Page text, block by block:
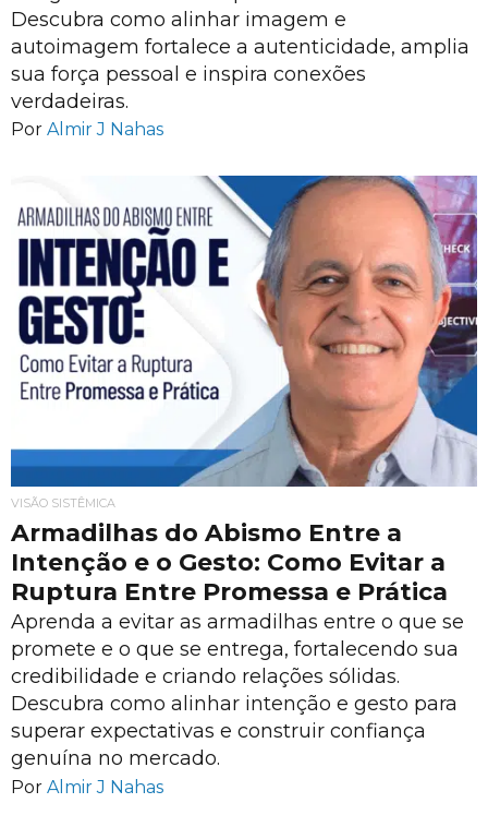
Descubra como alinhar imagem e
autoimagem fortalece a autenticidade, amplia
sua força pessoal e inspira conexões
verdadeiras.
Por Almir J Nahas
VISÃO SISTÊMICA
Armadilhas do Abismo Entre a
Intenção e o Gesto: Como Evitar a
Ruptura Entre Promessa e Prática
Aprenda a evitar as armadilhas entre o que se
promete e o que se entrega, fortalecendo sua
credibilidade e criando relações sólidas.
Descubra como alinhar intenção e gesto para
superar expectativas e construir confiança
genuína no mercado.
Por Almir J Nahas